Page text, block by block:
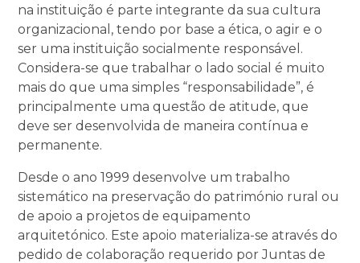
na instituição é parte integrante da sua cultura
organizacional, tendo por base a ética, o agir e o
ser uma instituição socialmente responsável.
Considera-se que trabalhar o lado social é muito
mais do que uma simples “responsabilidade”, é
principalmente uma questão de atitude, que
deve ser desenvolvida de maneira contínua e
permanente.
Desde o ano 1999 desenvolve um trabalho
sistemático na preservação do património rural ou
de apoio a projetos de equipamento
arquitetónico. Este apoio materializa-se através do
pedido de colaboração requerido por Juntas de